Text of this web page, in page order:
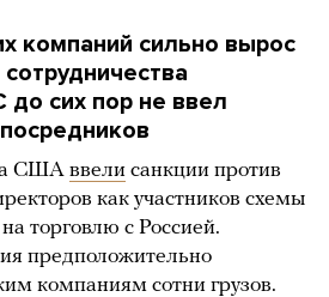
компаний сильно вырос
до сих пор не ввел
США ввели санкции против
как участников схемы
торговлю с Россией.
предположительно
компаниям сотни грузов.